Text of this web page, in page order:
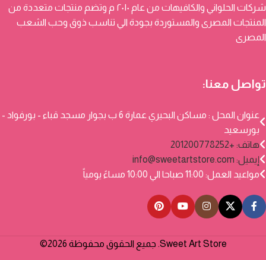
شركات الحلواني والكافيهات من عام ٢٠١٠ م وتضم منتجات متعددة من
المنتجات المصرى والمستوردة بجودة الي تناسب ذوق وحب الشعب
المصرى
تواصل معنا:
عنوان المحل : مساكن البحيري عمارة 6 ب بجوار مسجد قباء - بورفواد -
بورسعيد
هاتف: +201200778252
إيميل: info@sweetartstore.com
مواعيد العمل: 11:00 صباحا الي 10:00 مساءً يومياً
Sweet Art Store. جميع الحقوق محفوظة 2026©